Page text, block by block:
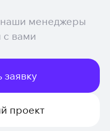
наши менеджеры
с вами
заявку
проект